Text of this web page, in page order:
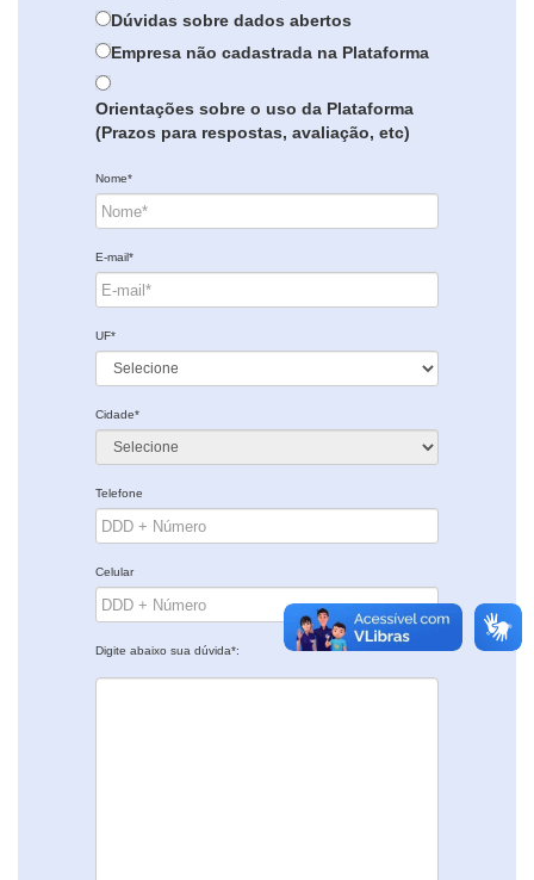
Dúvidas sobre dados abertos
Empresa não cadastrada na Plataforma
Orientações sobre o uso da Plataforma
(Prazos para respostas, avaliação, etc)
Nome*
E-mail*
UF*
Cidade*
Telefone
Celular
Digite abaixo sua dúvida*: